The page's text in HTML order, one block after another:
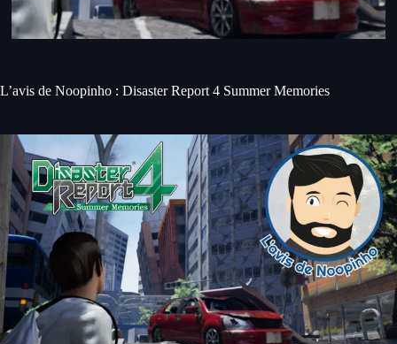
L’avis de Noopinho : Disaster Report 4 Summer Memories